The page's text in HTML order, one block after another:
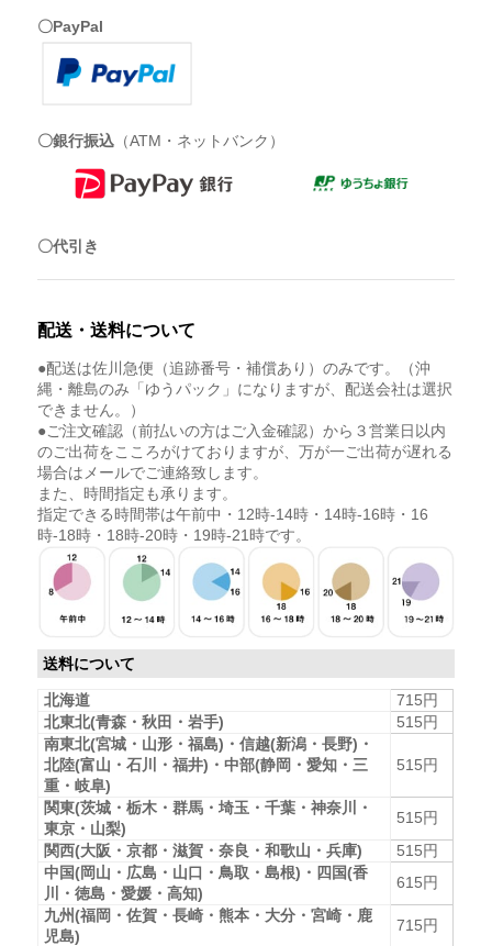
〇PayPal
〇銀行振込 （ATM・ネットバンク）
〇代引き
配送・送料について
●配送は佐川急便（追跡番号・補償あり）のみです。（沖
縄・離島のみ「ゆうパック」になりますが、配送会社は選択
できません。）
●ご注文確認（前払いの方はご入金確認）から３営業日以内
のご出荷をこころがけておりますが、万が一ご出荷が遅れる
場合はメールでご連絡致します。
また、時間指定も承ります。
指定できる時間帯は午前中・12時-14時・14時-16時・16
時-18時・18時-20時・19時-21時です。
送料について
北海道
715円
北東北(青森・秋田・岩手)
515円
南東北(宮城・山形・福島)・信越(新潟・長野)・
北陸(富山・石川・福井)・中部(静岡・愛知・三
重・岐阜)
515円
関東(茨城・栃木・群馬・埼玉・千葉・神奈川・
東京・山梨)
515円
関西(大阪・京都・滋賀・奈良・和歌山・兵庫)
515円
中国(岡山・広島・山口・鳥取・島根)・四国(香
川・徳島・愛媛・高知)
615円
九州(福岡・佐賀・長崎・熊本・大分・宮崎・鹿
児島)
715円